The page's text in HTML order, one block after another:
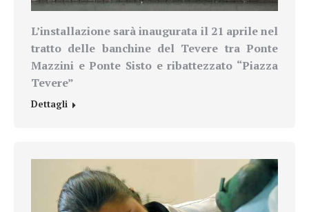
L’installazione sarà inaugurata il 21 aprile nel
tratto delle banchine del Tevere tra Ponte
Mazzini e Ponte Sisto e ribattezzato “Piazza
Tevere”
Dettagli